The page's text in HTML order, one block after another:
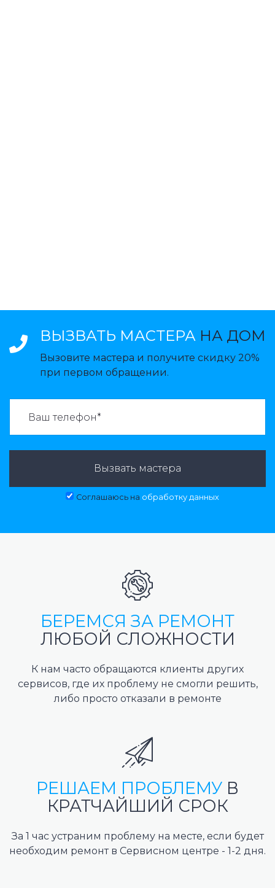
ВЫЗВАТЬ МАСТЕРА НА ДОМ
Вызовите мастера и получите скидку 20%
при первом обращении.
Вызвать мастера
Соглашаюсь на обработку данных
БЕРЕМСЯ ЗА РЕМОНТ
ЛЮБОЙ СЛОЖНОСТИ
К нам часто обращаются клиенты других
сервисов, где их проблему не смогли решить,
либо просто отказали в ремонте
РЕШАЕМ ПРОБЛЕМУ В
КРАТЧАЙШИЙ СРОК
За 1 час устраним проблему на месте, если будет
необходим ремонт в Сервисном центре - 1-2 дня.